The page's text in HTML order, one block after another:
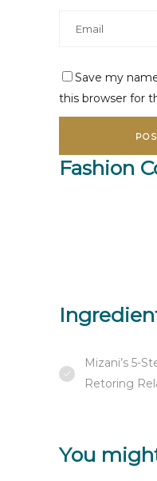
Save my
this browser for
Fashion
Mizani’s 5-
Retoring
You